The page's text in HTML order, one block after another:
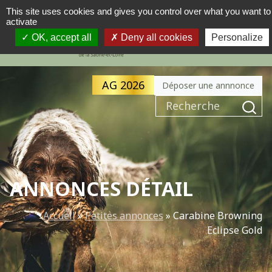
NAVIGATION PRINCIPALE
MENU
AG 2026 Déposer une annnonce
Recherche pour :
ANNONCES DÉTAIL
Accueil»Petites annonces »Carabine Browning
Eclipse Gold
This site uses cookies and gives you control over what you want to
activate
OK, accept all
Deny all cookies Personalize